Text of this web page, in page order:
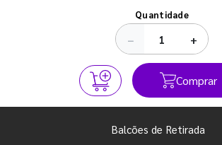
Quantidade
− +
Comprar
Balcões de Retirada